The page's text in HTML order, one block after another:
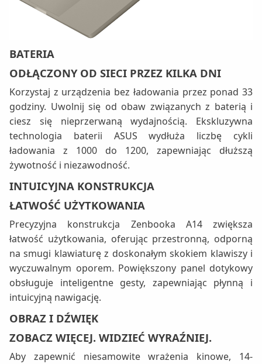
BATERIA
ODŁĄCZONY OD SIECI PRZEZ KILKA DNI
Korzystaj z urządzenia bez ładowania przez ponad 33
godziny. Uwolnij się od obaw związanych z baterią i
ciesz się nieprzerwaną wydajnością. Ekskluzywna
technologia baterii ASUS wydłuża liczbę cykli
ładowania z 1000 do 1200, zapewniając dłuższą
żywotność i niezawodność.
INTUICYJNA KONSTRUKCJA
ŁATWOŚĆ UŻYTKOWANIA
Precyzyjna konstrukcja Zenbooka A14 zwiększa
łatwość użytkowania, oferując przestronną, odporną
na smugi klawiaturę z doskonałym skokiem klawiszy i
wyczuwalnym oporem. Powiększony panel dotykowy
obsługuje inteligentne gesty, zapewniając płynną i
intuicyjną nawigację.
OBRAZ I DŹWIĘK
ZOBACZ WIĘCEJ. WIDZIEĆ WYRAŹNIEJ.
Aby zapewnić niesamowite wrażenia kinowe, 14-